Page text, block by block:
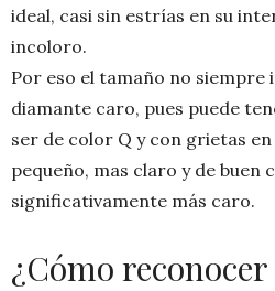
ideal, casi sin estrías en su
incoloro.
Por eso el tamaño no siempre
diamante caro, pues puede
ser de color Q y con grietas
pequeño, mas claro y de
significativamente más caro.
¿Cómo